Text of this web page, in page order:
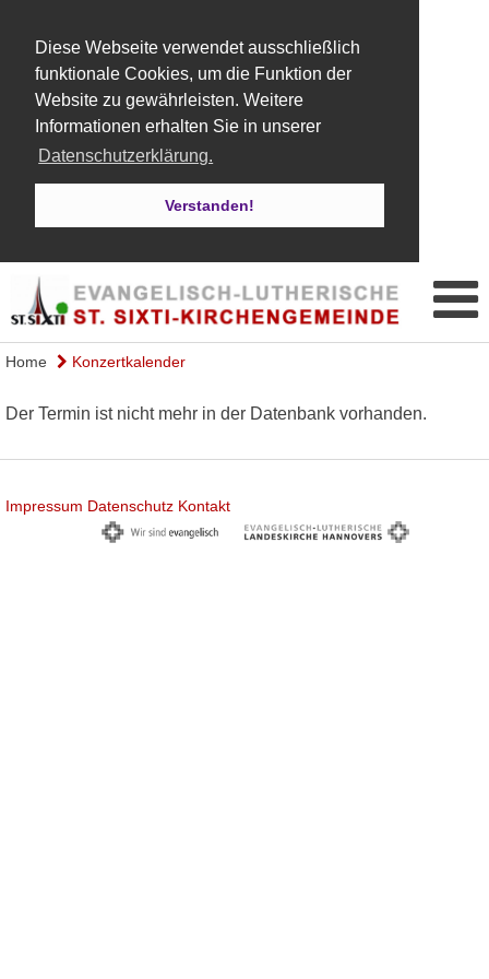
Diese Webseite verwendet ausschließlich
funktionale Cookies, um die Funktion der
Website zu gewährleisten. Weitere
Informationen erhalten Sie in unserer
Datenschutzerklärung.
Verstanden!
Home Konzertkalender
Der Termin ist nicht mehr in der Datenbank vorhanden.
Impressum Datenschutz Kontakt